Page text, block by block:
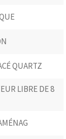
QUARTZ
LIBRE DE 8